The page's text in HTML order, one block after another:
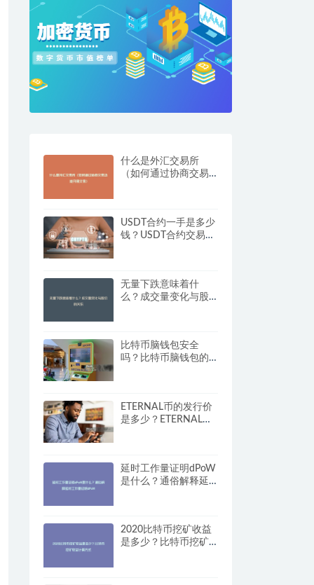
什么是外汇交易所
（如何通过协商交易
USDT合约一手是多少
钱？USDT合约交易费
无量下跌意味着什
么？成交量变化与股
比特币脑钱包安全
吗？比特币脑钱包的
ETERNAL币的发行价
是多少？ETERNAL币
延时工作量证明dPoW
是什么？通俗解释延
2020比特币挖矿收益
是多少？比特币挖矿